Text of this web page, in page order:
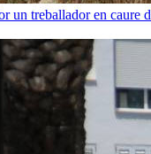
un treballador en caure